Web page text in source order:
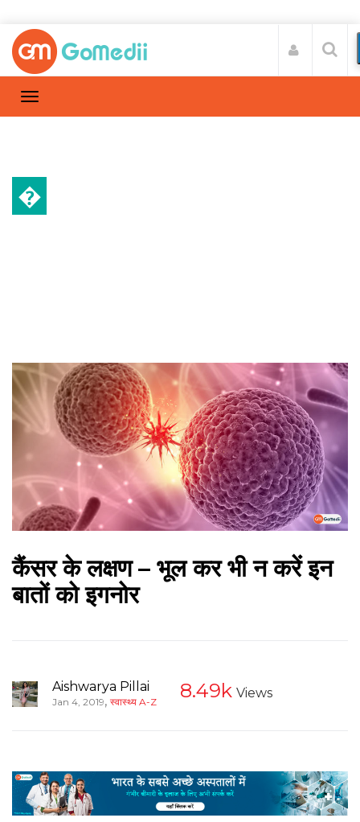
�
कैंसर के लक्षण – भूल कर भी न करें इन
बातों को इगनोर
Aishwarya Pillai
Jan 4, 2019, स्वास्थ्य A-Z 8.49k Views